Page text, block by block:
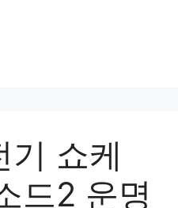
기 쇼케
드2 운명